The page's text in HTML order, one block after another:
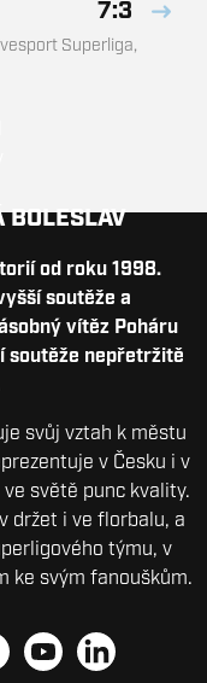
7:3
Superliga,
od roku 1998.
soutěže a
vítěz Poháru
soutěže nepřetržitě
svůj vztah k městu
v Česku i v
světě punc kvality.
držet i ve florbalu, a
týmu, v
ke svým fanouškům.
X
YouTubeLinkedIn